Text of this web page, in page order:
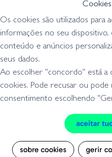
€ 6.20
Baitsfishing Wacky
Spring Jig
condições de venda
privacidade
Grilo Pesca - Loja de Pesca e
Cookies
Os cookies são utilizados para
informações no seu
conteúdo e anúncios
seus dados.
Ao escolher "concordo" está a
cookies. Pode recusar ou
consentimento escolhendo
aceitar
sobre cookies gerir